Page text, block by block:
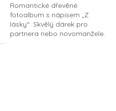
Romantické dřevěné
fotoalbum s nápisem „Z
lásky“. Skvělý dárek pro
partnera nebo novomanžele.